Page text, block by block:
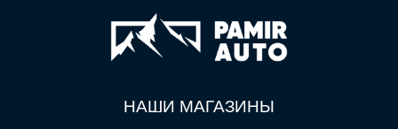
НАШИ МАГАЗИНЫ